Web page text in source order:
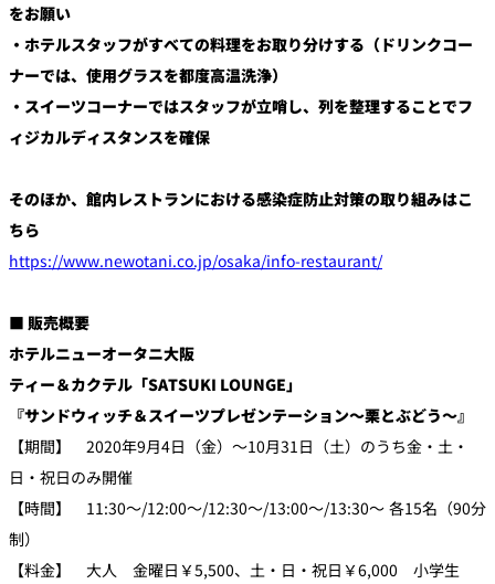
をお願い
・ホテルスタッフがすべての料理をお取り分けする（ドリンクコー
ナーでは、使用グラスを都度高温洗浄）
・スイーツコーナーではスタッフが立哨し、列を整理することでフ
ィジカルディスタンスを確保
そのほか、館内レストランにおける感染症防止対策の取り組みはこ
ちら
https://www.newotani.co.jp/osaka/info-restaurant/
■ 販売概要
ホテルニューオータニ大阪
ティー＆カクテル「SATSUKI LOUNGE」
『サンドウィッチ＆スイーツプレゼンテーション～栗とぶどう～』
【期間】 2020年9月4日（金）～10月31日（土）のうち金・土・
日・祝日のみ開催
【時間】 11:30～/12:00～/12:30～/13:00～/13:30～ 各15名（90分
制）
【料金】 大人 金曜日￥5,500、土・日・祝日￥6,000 小学生